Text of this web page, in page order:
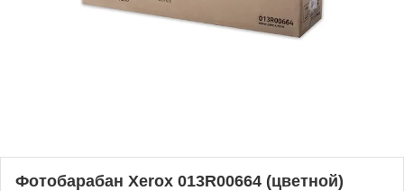
Фотобарабан Xerox 013R00664 (цветной)